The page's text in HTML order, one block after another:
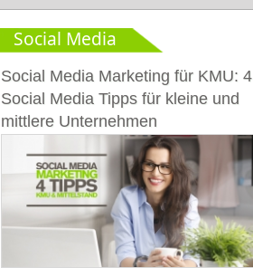
Social Media
Social Media Marketing für KMU: 4
Social Media Tipps für kleine und
mittlere Unternehmen